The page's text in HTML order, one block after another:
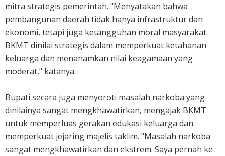
mitra strategis pemerintah. "Menyatakan bahwa
pembangunan daerah tidak hanya infrastruktur dan
ekonomi, tetapi juga ketangguhan moral masyarakat.
BKMT dinilai strategis dalam memperkuat ketahanan
keluarga dan menanamkan nilai keagamaan yang
moderat," katanya.
Bupati secara juga menyoroti masalah narkoba yang
dinilainya sangat mengkhawatirkan, mengajak BKMT
untuk memperluas gerakan edukasi keluarga dan
memperkuat jejaring majelis taklim. "Masalah narkoba
sangat mengkhawatirkan dan ekstrem. Saya pernah ke